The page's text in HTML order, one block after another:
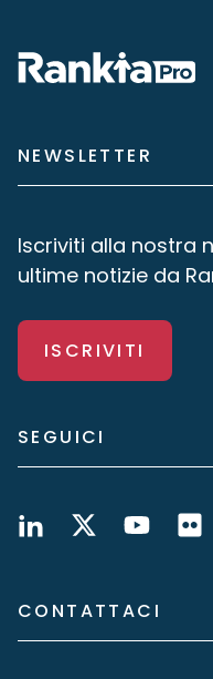
NEWSLETTER
Iscriviti alla nostra
ultime notizie da
ISCRIVITI
SEGUICI
CONTATTACI